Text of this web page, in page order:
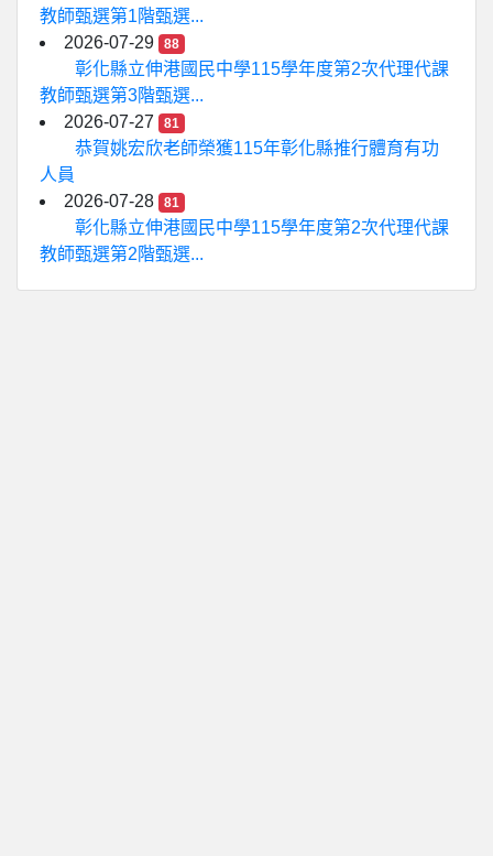
教師甄選第1階甄選...
2026-07-29
88
彰化縣立伸港國民中學115學年度第2次代理代課
教師甄選第3階甄選...
2026-07-27
81
恭賀姚宏欣老師榮獲115年彰化縣推行體育有功
人員
2026-07-28
81
彰化縣立伸港國民中學115學年度第2次代理代課
教師甄選第2階甄選...